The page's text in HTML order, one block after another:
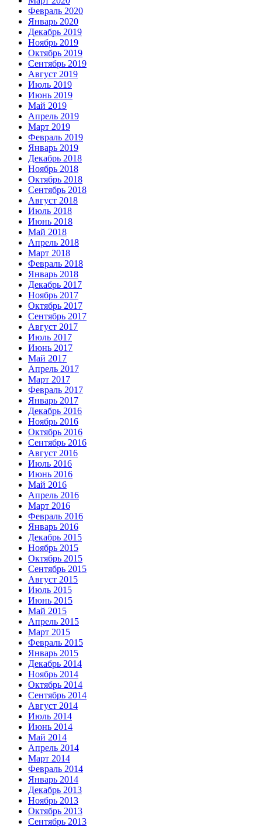
Февраль 2020
Январь 2020
Декабрь 2019
Ноябрь 2019
Октябрь 2019
Сентябрь 2019
Август 2019
Июль 2019
Июнь 2019
Май 2019
Апрель 2019
Март 2019
Февраль 2019
Январь 2019
Декабрь 2018
Ноябрь 2018
Октябрь 2018
Сентябрь 2018
Август 2018
Июль 2018
Июнь 2018
Май 2018
Апрель 2018
Март 2018
Февраль 2018
Январь 2018
Декабрь 2017
Ноябрь 2017
Октябрь 2017
Сентябрь 2017
Август 2017
Июль 2017
Июнь 2017
Май 2017
Апрель 2017
Март 2017
Февраль 2017
Январь 2017
Декабрь 2016
Ноябрь 2016
Октябрь 2016
Сентябрь 2016
Август 2016
Июль 2016
Июнь 2016
Май 2016
Апрель 2016
Март 2016
Февраль 2016
Январь 2016
Декабрь 2015
Ноябрь 2015
Октябрь 2015
Сентябрь 2015
Август 2015
Июль 2015
Июнь 2015
Май 2015
Апрель 2015
Март 2015
Февраль 2015
Январь 2015
Декабрь 2014
Ноябрь 2014
Октябрь 2014
Сентябрь 2014
Август 2014
Июль 2014
Июнь 2014
Май 2014
Апрель 2014
Март 2014
Февраль 2014
Январь 2014
Декабрь 2013
Ноябрь 2013
Октябрь 2013
Сентябрь 2013